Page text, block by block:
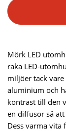
Mörk LED
raka LED-
miljöer tack
aluminium och
kontrast till den
en diffusor så
Dess varma vita